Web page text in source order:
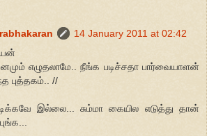
14 January 2011 at 02:42
எழுதலாமே.. நீங்க படிச்சதா பார்வையாளன்
புத்தகம்.. //
இல்லை... சும்மா கையில எடுத்து தான்